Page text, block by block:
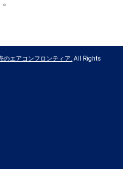
のエアコンフロンティア. All Rights